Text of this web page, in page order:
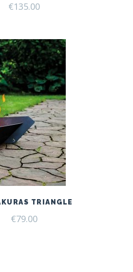
€135.00
TRIANGLE
€79.00